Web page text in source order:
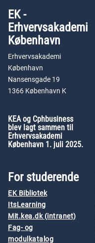
EK -
Erhvervsakademi
København
Erhvervsakademi
København
Nansensgade 19
1366 København K
KEA og Cphbusiness
blev lagt sammen til
Erhvervsakademi
København 1. juli 2025.
For studerende
EK Bibliotek
ItsLearning
Mit.kea.dk (intranet)
Fag- og
modulkatalog